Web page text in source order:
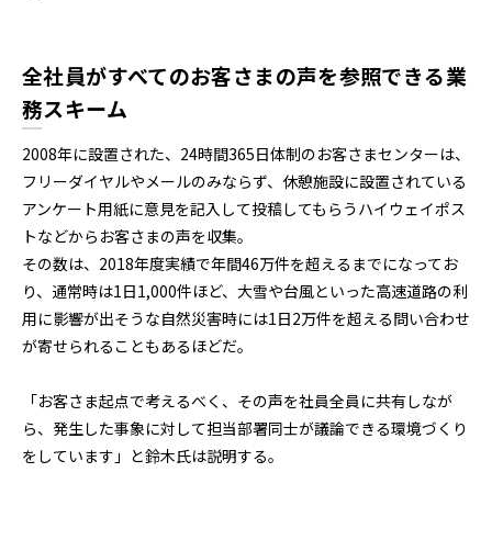
全社員がすべてのお客さまの声を参照できる業
務スキーム
2008年に設置された、24時間365日体制のお客さまセンターは、
フリーダイヤルやメールのみならず、休憩施設に設置されている
アンケート用紙に意見を記入して投稿してもらうハイウェイポス
トなどからお客さまの声を収集。
その数は、2018年度実績で年間46万件を超えるまでになってお
り、通常時は1日1,000件ほど、大雪や台風といった高速道路の利
用に影響が出そうな自然災害時には1日2万件を超える問い合わせ
が寄せられることもあるほどだ。
「お客さま起点で考えるべく、その声を社員全員に共有しなが
ら、発生した事象に対して担当部署同士が議論できる環境づくり
をしています」と鈴木氏は説明する。